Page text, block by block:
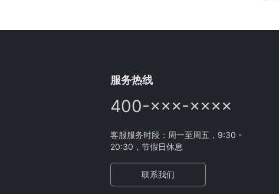
服务热线
400-×××-××××
客服服务时段：周一至周五，9:30 -
20:30，节假日休息
联系我们